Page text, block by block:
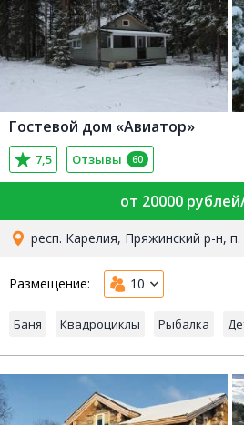
Гостевой дом «Авиатор»
7,5 Отзывы 60
от 20000
респ. Карелия, Пряжинский р-н, п.
Размещение: 10
Баня Квадроциклы Рыбалка